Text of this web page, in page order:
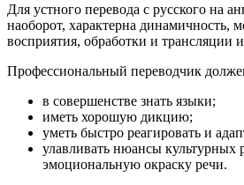
Для устного перевода с русского на
наоборот, характерна динамичность,
восприятия, обработки и трансляции
Профессиональный переводчик
в совершенстве знать языки;
иметь хорошую дикцию;
уметь быстро реагировать и
улавливать нюансы культурных
эмоциональную окраску речи.